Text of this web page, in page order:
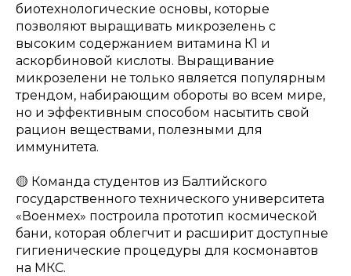
биотехнологические основы, которые
позволяют выращивать микрозелень с
высоким содержанием витамина К1 и
аскорбиновой кислоты. Выращивание
микрозелени не только является популярным
трендом, набирающим обороты во всем мире,
но и эффективным способом насытить свой
рацион веществами, полезными для
иммунитета.
🟡 Команда студентов из Балтийского
государственного технического университета
«Военмех» построила прототип космической
бани, которая облегчит и расширит доступные
гигиенические процедуры для космонавтов
на МКС.